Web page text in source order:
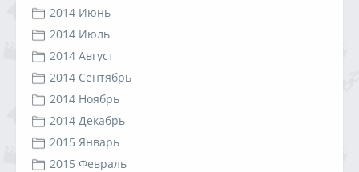
2014 Июнь
2014 Июль
2014 Август
2014 Сентябрь
2014 Ноябрь
2014 Декабрь
2015 Январь
2015 Февраль